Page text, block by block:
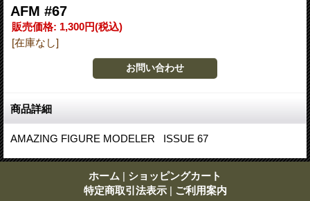
AFM #67
販売価格: 1,300円(税込)
[在庫なし]
商品詳細
AMAZING FIGURE MODELER ISSUE 67
ホーム | ショッピングカート
特定商取引法表示 | ご利用案内